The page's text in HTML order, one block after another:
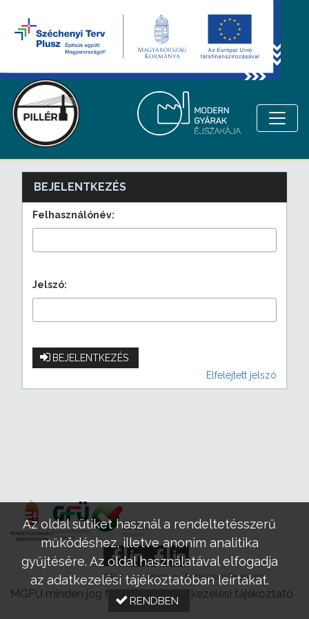
BEJELENTKEZÉS
Felhasználónév:
Jelszó:
BEJELENTKEZÉS
Elfelejtett jelszó
GFÜ Modern Mintaüzem Program
MGFÜ minden jog fenntartva |Adatkezelési tájékoztató
Az oldal sütiket használ a rendeltetésszerű
működéshez, illetve anonim analitika
gyűjtésére. Az oldal használatával elfogadja
az adatkezelési tájékoztatóban leírtakat.
RENDBEN